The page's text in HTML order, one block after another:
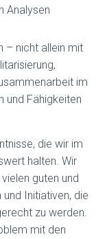
Analysen
– nicht allein mit
im
und Fähigkeiten
die wir im
halten. Wir
guten und
Initiativen, die
zu werden.
mit den